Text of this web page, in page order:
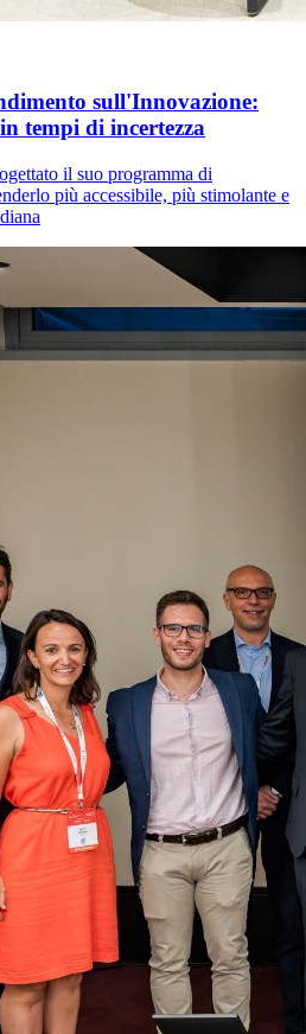
sull'Innovazione:
tempi di incertezza
il suo programma di
più accessibile, più stimolante e